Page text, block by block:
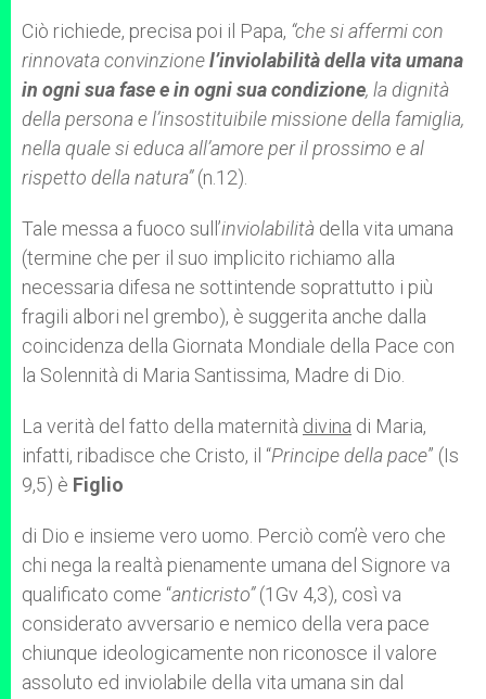
Ciò richiede, precisa poi il Papa, “che si affermi con
rinnovata convinzionel’inviolabilità della vita umana
in ogni sua fase e in ogni sua condizione, la dignità
della persona e l’insostituibile missione della famiglia,
nella quale si educa all’amore per il prossimo e al
rispetto della natura”(n.12).
Tale messa a fuoco sull’inviolabilità della vita umana
(termine che per il suo implicito richiamo alla
necessaria difesa ne sottintende soprattutto i più
fragili albori nel grembo), è suggerita anche dalla
coincidenza della Giornata Mondiale della Pace con
la Solennità di Maria Santissima, Madre di Dio.
La verità del fatto della maternità divina di Maria,
infatti, ribadisce che Cristo, il “Principe della pace” (Is
9,5) è Figlio
di Dio e insieme vero uomo. Perciò com’è vero che
chi nega la realtà pienamente umana del Signore va
qualificato come “anticristo”(1Gv 4,3), così va
considerato avversario e nemico della vera pace
chiunque ideologicamente non riconosce il valore
assoluto ed inviolabile della vita umana sin dal